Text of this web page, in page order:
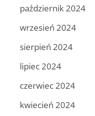
październik 2024
wrzesień 2024
sierpień 2024
lipiec 2024
czerwiec 2024
kwiecień 2024